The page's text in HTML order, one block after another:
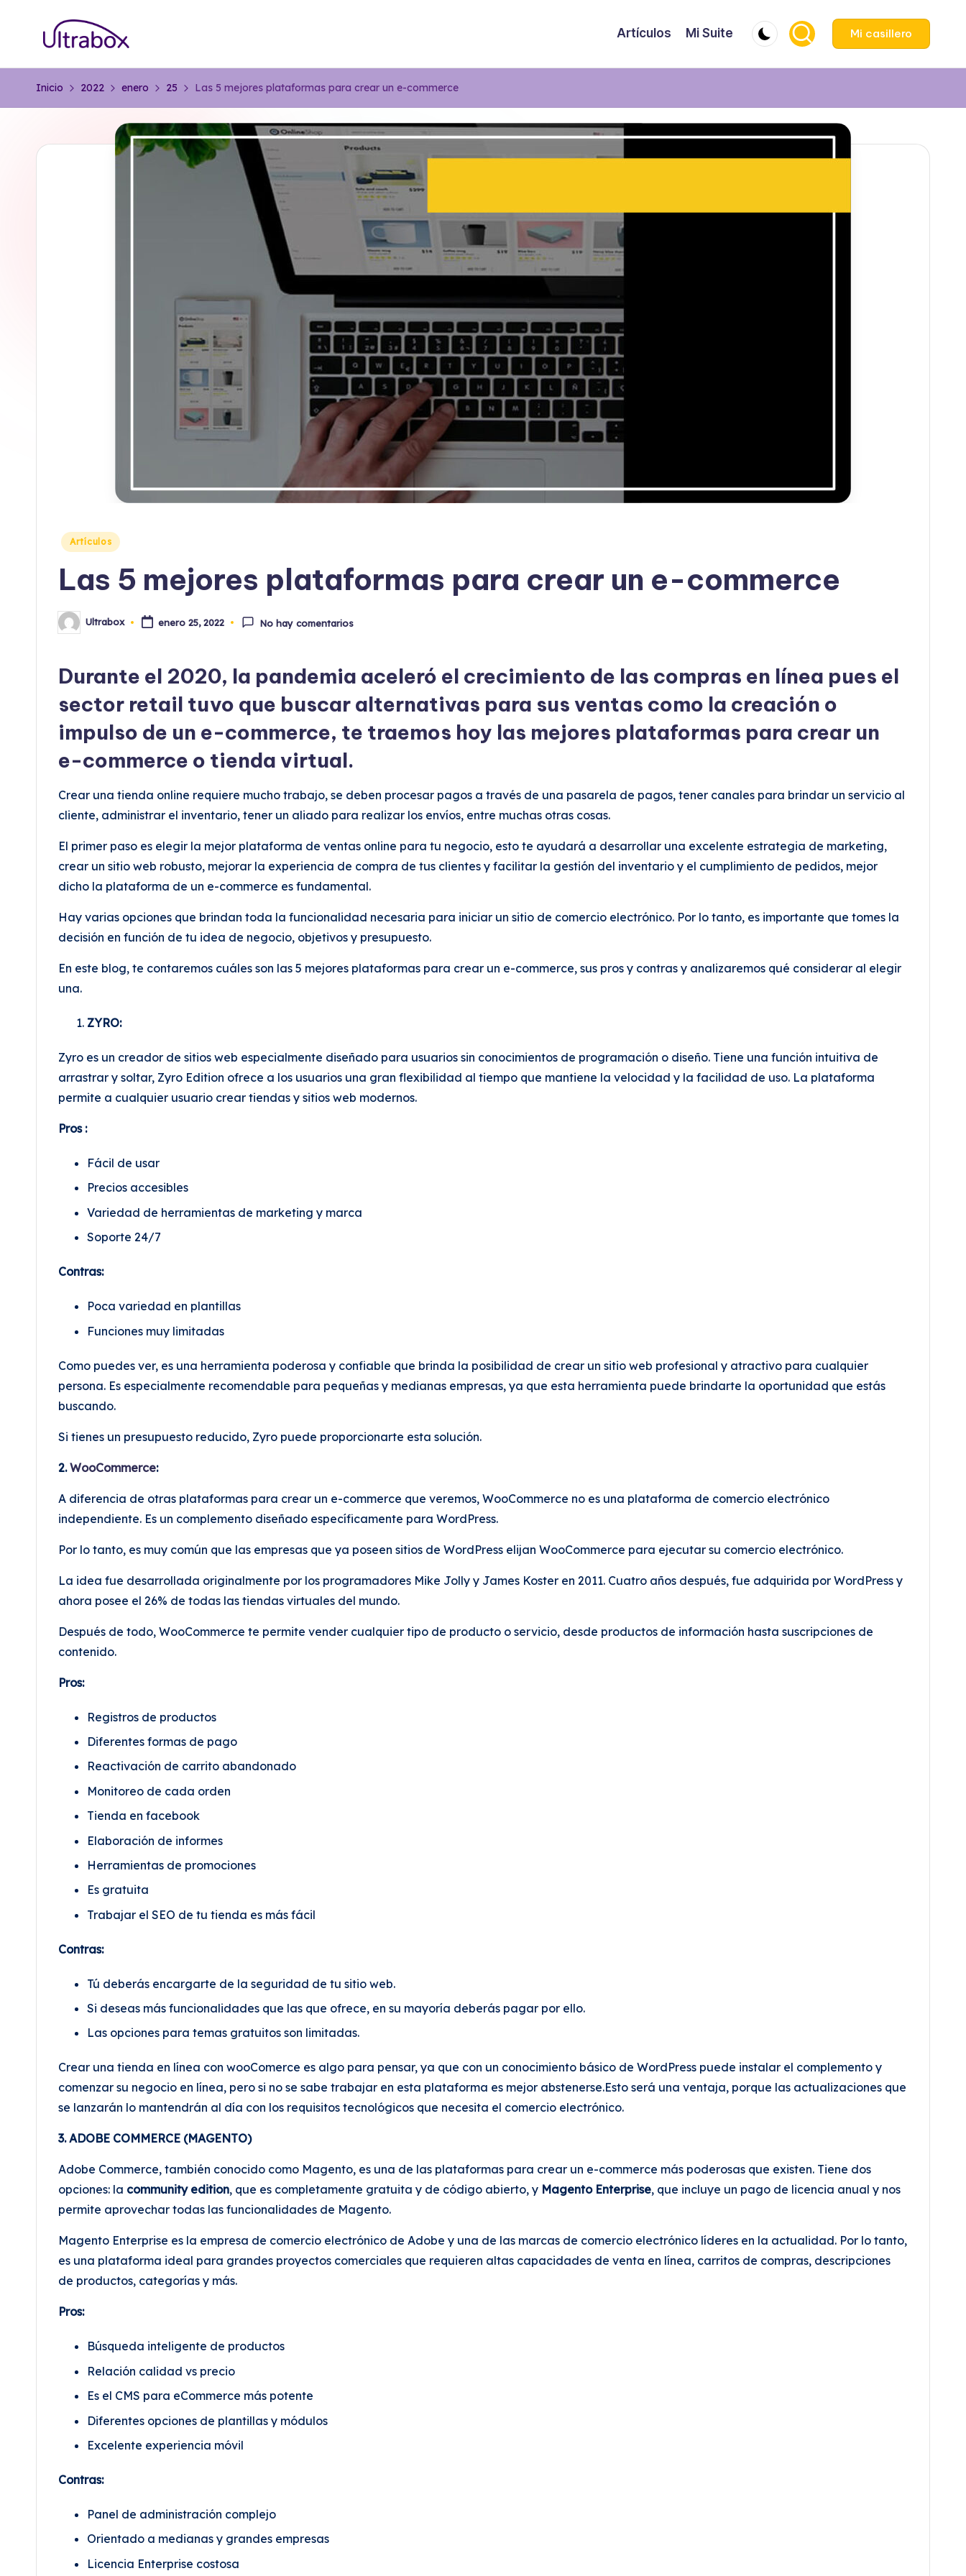
contenido
B
l
g
las
importan
Artículos Mi Suite Mi casillero
Inicio 2022 enero 25 Las 5 mejores plataformas para crear un e-commerce
Publicado
Artículos
Las 5 mejores plataformas para crear un e-commerce
Publicado
por
Ultrabox enero 25, 2022 No hay comentarios
Durante el 2020, la pandemia aceleró el crecimiento de las compras en línea pues el
sector retail tuvo que buscar alternativas para sus ventas como la creación o
impulso de un e-commerce, te traemos hoy las mejores plataformas para crear un
e-commerce o tienda virtual.
Crear una tienda online requiere mucho trabajo, se deben procesar pagos a través de una pasarela de pagos, tener canales para brindar un servicio al
cliente, administrar el inventario, tener un aliado para realizar los envíos, entre muchas otras cosas.
El primer paso es elegir la mejor plataforma de ventas online para tu negocio, esto te ayudará a desarrollar una excelente estrategia de marketing,
crear un sitio web robusto, mejorar la experiencia de compra de tus clientes y facilitar la gestión del inventario y el cumplimiento de pedidos, mejor
dicho la plataforma de un e-commerce es fundamental.
Hay varias opciones que brindan toda la funcionalidad necesaria para iniciar un sitio de comercio electrónico. Por lo tanto, es importante que tomes la
decisión en función de tu idea de negocio, objetivos y presupuesto.
En este blog, te contaremos cuáles son las 5 mejores plataformas para crear un e-commerce, sus pros y contras y analizaremos qué considerar al elegir
una.
ZYRO:
Zyro es un creador de sitios web especialmente diseñado para usuarios sin conocimientos de programación o diseño. Tiene una función intuitiva de
arrastrar y soltar, Zyro Edition ofrece a los usuarios una gran flexibilidad al tiempo que mantiene la velocidad y la facilidad de uso. La plataforma
permite a cualquier usuario crear tiendas y sitios web modernos.
Pros :
Fácil de usar
Precios accesibles
Variedad de herramientas de marketing y marca
Soporte 24/7
Contras:
Poca variedad en plantillas
Funciones muy limitadas
Como puedes ver, es una herramienta poderosa y confiable que brinda la posibilidad de crear un sitio web profesional y atractivo para cualquier
persona. Es especialmente recomendable para pequeñas y medianas empresas, ya que esta herramienta puede brindarte la oportunidad que estás
buscando.
Si tienes un presupuesto reducido, Zyro puede proporcionarte esta solución.
2.WooCommerce:
A diferencia de otras plataformas para crear un e-commerce que veremos, WooCommerce no es una plataforma de comercio electrónico
independiente. Es un complemento diseñado específicamente para WordPress.
Por lo tanto, es muy común que las empresas que ya poseen sitios de WordPress elijan WooCommerce para ejecutar su comercio electrónico.
La idea fue desarrollada originalmente por los programadores Mike Jolly y James Koster en 2011. Cuatro años después, fue adquirida por WordPress y
ahora posee el 26% de todas las tiendas virtuales del mundo.
Después de todo, WooCommerce te permite vender cualquier tipo de producto o servicio, desde productos de información hasta suscripciones de
contenido.
Pros:
Registros de productos
Diferentes formas de pago
Reactivación de carrito abandonado
Monitoreo de cada orden
Tienda en facebook
Elaboración de informes
Herramientas de promociones
Es gratuita
Trabajar el SEO de tu tienda es más fácil
Contras:
Tú deberás encargarte de la seguridad de tu sitio web.
Si deseas más funcionalidades que las que ofrece, en su mayoría deberás pagar por ello.
Las opciones para temas gratuitos son limitadas.
Crear una tienda en línea con wooComerce es algo para pensar, ya que con un conocimiento básico de WordPress puede instalar el complemento y
comenzar su negocio en línea, pero si no se sabe trabajar en esta plataforma es mejor abstenerse.Esto será una ventaja, porque las actualizaciones que
se lanzarán lo mantendrán al día con los requisitos tecnológicos que necesita el comercio electrónico.
3. ADOBE COMMERCE (MAGENTO)
Adobe Commerce, también conocido como Magento, es una de las plataformas para crear un e-commerce más poderosas que existen. Tiene dos
opciones: la community edition, que es completamente gratuita y de código abierto, y Magento Enterprise, que incluye un pago de licencia anual y nos
permite aprovechar todas las funcionalidades de Magento.
Magento Enterprise es la empresa de comercio electrónico de Adobe y una de las marcas de comercio electrónico líderes en la actualidad. Por lo tanto,
es una plataforma ideal para grandes proyectos comerciales que requieren altas capacidades de venta en línea, carritos de compras, descripciones
de productos, categorías y más.
Pros:
Búsqueda inteligente de productos
Relación calidad vs precio
Es el CMS para eCommerce más potente
Diferentes opciones de plantillas y módulos
Excelente experiencia móvil
Contras:
Panel de administración complejo
Orientado a medianas y grandes empresas
Licencia Enterprise costosa